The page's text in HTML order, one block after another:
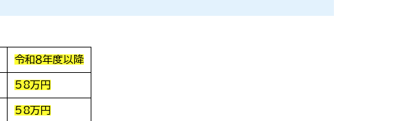
令和８年度以降
58万円
58万円